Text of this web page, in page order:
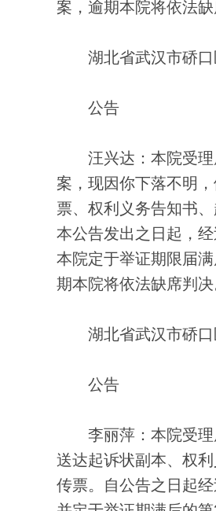
案，逾期本院将依法缺
湖北省武汉市硚口
公告
汪兴达：本院受理
案，现因你下落不明
票、权利义务告知书
本公告发出之日起，
本院定于举证期限届
期本院将依法缺席判决
湖北省武汉市硚口
公告
李丽萍：本院受理
送达起诉状副本、权
传票。自公告之日起